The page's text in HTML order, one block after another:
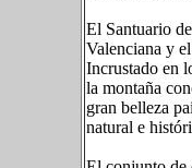
El Santuario
Valenciana y
Incrustado en
la montaña
gran belleza
natural e